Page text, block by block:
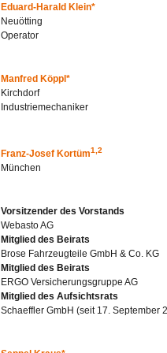
Eduard-Harald Klein*
Neuötting
Operator
Manfred Köppl*
Kirchdorf
Industriemechaniker
Franz-Josef Kortüm1,2
München
Vorsitzender des Vorstands
Webasto AG
Mitglied des Beirats
Brose Fahrzeugteile GmbH & Co. KG
Mitglied des Beirats
ERGO Versicherungsgruppe AG
Mitglied des Aufsichtsrats
Schaeffler GmbH (seit 17. September